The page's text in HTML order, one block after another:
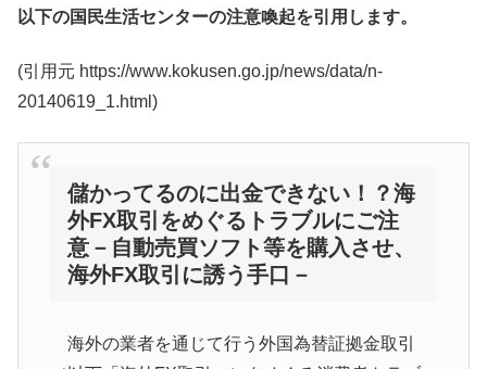
以下の国民生活センターの注意喚起を引用します。
(引用元 https://www.kokusen.go.jp/news/data/n-
20140619_1.html)
儲かってるのに出金できない！？海
外FX取引をめぐるトラブルにご注
意－自動売買ソフト等を購入させ、
海外FX取引に誘う手口－
海外の業者を通じて行う外国為替証拠金取引